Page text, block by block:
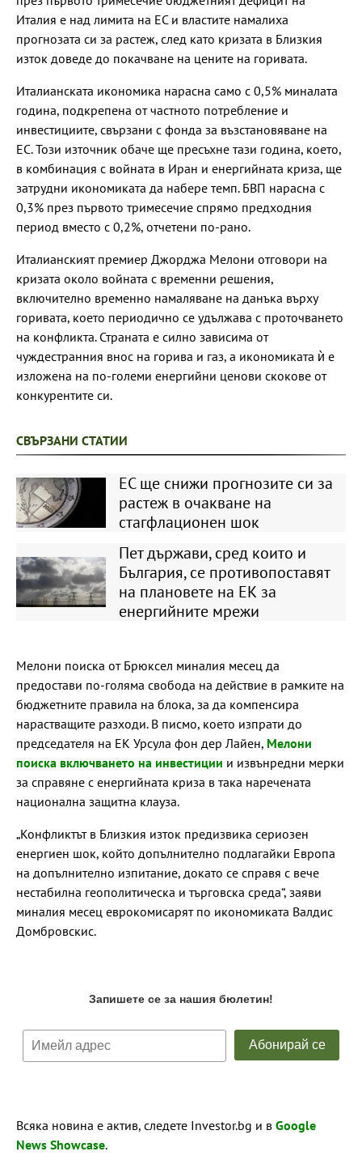
Италия е над лимита на ЕС и властите намалиха
прогнозата си за растеж, след като кризата в Близкия
изток доведе до покачване на цените на горивата.
Италианската икономика нарасна само с 0,5% миналата
година, подкрепена от частното потребление и
инвестициите, свързани с фонда за възстановяване на
ЕС. Този източник обаче ще пресъхне тази година, което,
в комбинация с войната в Иран и енергийната криза, ще
затрудни икономиката да набере темп. БВП нарасна с
0,3% през първото тримесечие спрямо предходния
период вместо с 0,2%, отчетени по-рано.
Италианският премиер Джорджа Мелони отговори на
кризата около войната с временни решения,
включително временно намаляване на данъка върху
горивата, което периодично се удължава с проточването
на конфликта. Страната е силно зависима от
чуждестранния внос на горива и газ, а икономиката ѝ е
изложена на по-големи енергийни ценови скокове от
конкурентите си.
СВЪРЗАНИ СТАТИИ
ЕС ще снижи прогнозите си за
растеж в очакване на
стагфлационен шок
Пет държави, сред които и
България, се противопоставят
на плановете на ЕК за
енергийните мрежи
Мелони поиска от Брюксел миналия месец да
предостави по-голяма свобода на действие в рамките на
бюджетните правила на блока, за да компенсира
нарастващите разходи. В писмо, което изпрати до
председателя на ЕК Урсула фон дер Лайен, Мелони
поиска включването на инвестиции и извънредни мерки
за справяне с енергийната криза в така наречената
национална защитна клауза.
„Конфликтът в Близкия изток предизвика сериозен
енергиен шок, който допълнително подлагайки Европа
на допълнително изпитание, докато се справя с вече
нестабилна геополитическа и търговска среда“, заяви
миналия месец еврокомисарят по икономиката Валдис
Домбровскис.
Всяка новина е актив, следете Investor.bg и в Google
News Showcase.